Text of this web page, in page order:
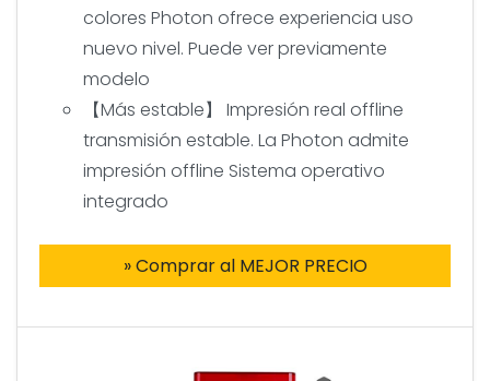
colores Photon ofrece experiencia uso
nuevo nivel. Puede ver previamente
modelo
【Más estable】 Impresión real offline
transmisión estable. La Photon admite
impresión offline Sistema operativo
integrado
» Comprar al MEJOR PRECIO